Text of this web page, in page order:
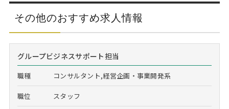
その他のおすすめ求人情報
グループビジネスサポート担当
職種 コンサルタント,経営企画・事業開発系
職位 スタッフ